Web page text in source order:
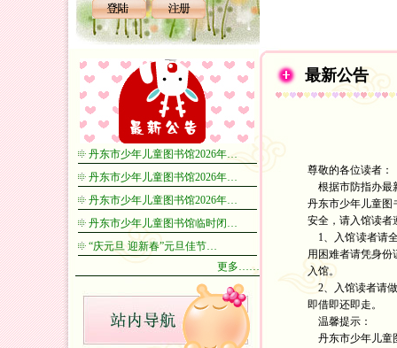
丹东市少年儿童图书馆2026年…
丹东市少年儿童图书馆2026年…
丹东市少年儿童图书馆2026年…
丹东市少年儿童图书馆临时闭…
“庆元旦 迎新春”元旦佳节…
更多……
最新公告
尊敬的各位读者：
根据市防指办最
丹东市少年儿童图
安全，请入馆读者
1、入馆读者请
用困难者请凭身份
入馆。
2、入馆读者请
即借即还即走。
温馨提示：
丹东市少年儿童